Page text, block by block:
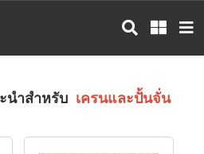
นำสำหรับ เครนและปั้นจั่น